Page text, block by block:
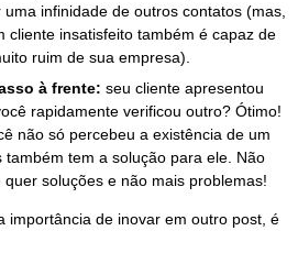
infinidade de outros contatos (mas,
cliente insatisfeito também é capaz de
ruim de sua empresa).
à frente: seu cliente apresentou
rapidamente verificou outro? Ótimo!
não só percebeu a existência de um
também tem a solução para ele. Não
soluções e não mais problemas!
importância de inovar em outro post, é